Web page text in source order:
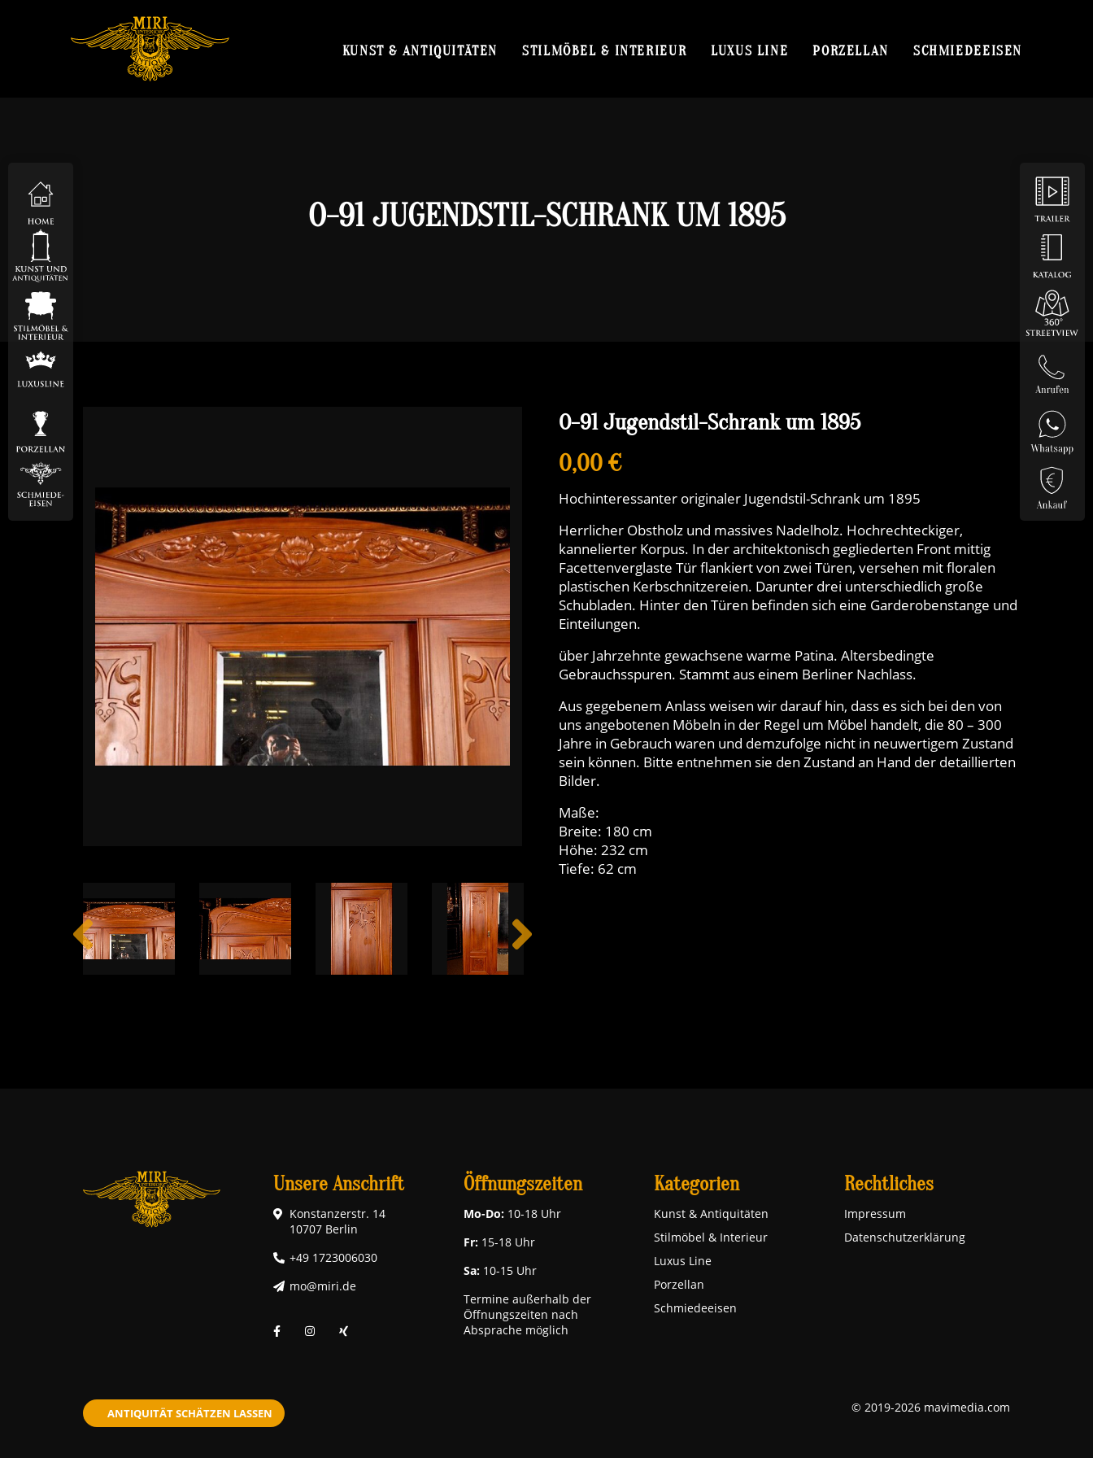
KUNST & ANTIQUITÄTEN STILMÖBEL & INTERIEUR LUXUS LINE PORZELLAN SCHMIEDEEISEN
O-91 JUGENDSTIL-SCHRANK UM 1895
O-91 Jugendstil-Schrank um 1895
0,00 €
Hochinteressanter originaler Jugendstil-Schrank um 1895
Herrlicher Obstholz und massives Nadelholz. Hochrechteckiger,
kannelierter Korpus. In der architektonisch gegliederten Front mittig
Facettenverglaste Tür flankiert von zwei Türen, versehen mit floralen
plastischen Kerbschnitzereien. Darunter drei unterschiedlich große
Schubladen. Hinter den Türen befinden sich eine Garderobenstange und
Einteilungen.
über Jahrzehnte gewachsene warme Patina. Altersbedingte
Gebrauchsspuren. Stammt aus einem Berliner Nachlass.
Aus gegebenem Anlass weisen wir darauf hin, dass es sich bei den von
uns angebotenen Möbeln in der Regel um Möbel handelt, die 80 – 300
Jahre in Gebrauch waren und demzufolge nicht in neuwertigem Zustand
sein können. Bitte entnehmen sie den Zustand an Hand der detaillierten
Bilder.
Maße:
Breite: 180 cm
Höhe: 232 cm
Tiefe: 62 cm
Unsere Anschrift
Konstanzerstr. 14
10707 Berlin
+49 1723006030
mo@miri.de
Öffnungszeiten
Mo-Do: 10-18 Uhr
Fr: 15-18 Uhr
Sa: 10-15 Uhr
Termine außerhalb der
Öffnungszeiten nach
Absprache möglich
Kategorien
Kunst & Antiquitäten
Stilmöbel & Interieur
Luxus Line
Porzellan
Schmiedeeisen
Rechtliches
Impressum
Datenschutzerklärung
ANTIQUITÄT SCHÄTZEN LASSEN © 2019-2026 mavimedia.com